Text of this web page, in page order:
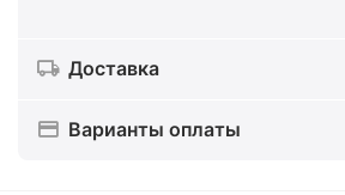
Доставка
Варианты оплаты